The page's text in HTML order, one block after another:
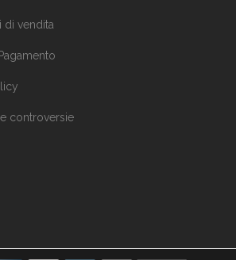
di vendita
controversie